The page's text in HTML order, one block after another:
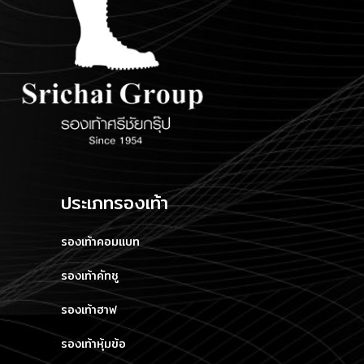
ประเภทรองเท้า
รองเท้าคอมแบท
รองเท้าคัทชู
รองเท้าฮาฟ
รองเท้าหุ้มข้อ